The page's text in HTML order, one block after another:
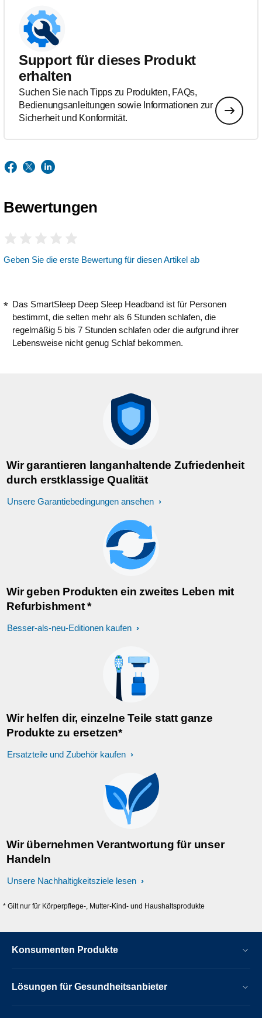
Support für dieses Produkt
erhalten
Suchen Sie nach Tipps zu Produkten, FAQs,
Bedienungsanleitungen sowie Informationen zur
Sicherheit und Konformität.
Bewertungen
Geben Sie die erste Bewertung für diesen Artikel ab
Das SmartSleep Deep Sleep Headband ist für Personen
bestimmt, die selten mehr als 6 Stunden schlafen, die
regelmäßig 5 bis 7 Stunden schlafen oder die aufgrund ihrer
Lebensweise nicht genug Schlaf bekommen.
Wir garantieren langanhaltende Zufriedenheit
durch erstklassige Qualität
Unsere Garantiebedingungen ansehen
Wir geben Produkten ein zweites Leben mit
Refurbishment *
Besser-als-neu-Editionen kaufen
Wir helfen dir, einzelne Teile statt ganze
Produkte zu ersetzen*
Ersatzteile und Zubehör kaufen
Wir übernehmen Verantwortung für unser
Handeln
Unsere Nachhaltigkeitsziele lesen
* Gilt nur für Körperpflege-, Mutter-Kind- und Haushaltsprodukte
Konsumenten Produkte
Lösungen für Gesundheitsanbieter